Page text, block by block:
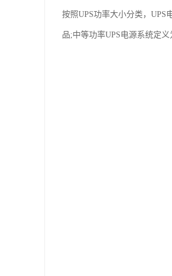
按照UPS功率大小分类，UPS
品;中等功率UPS电源系统定